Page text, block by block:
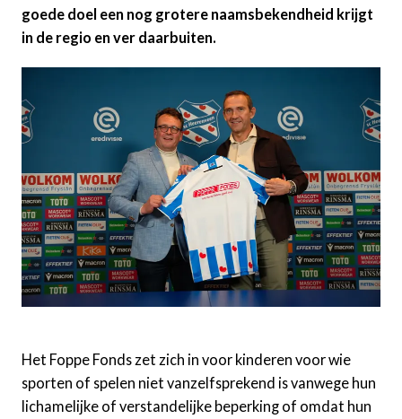
goede doel een nog grotere naamsbekendheid krijgt
in de regio en ver daarbuiten.
Het Foppe Fonds zet zich in voor kinderen voor wie
sporten of spelen niet vanzelfsprekend is vanwege hun
lichamelijke of verstandelijke beperking of omdat hun